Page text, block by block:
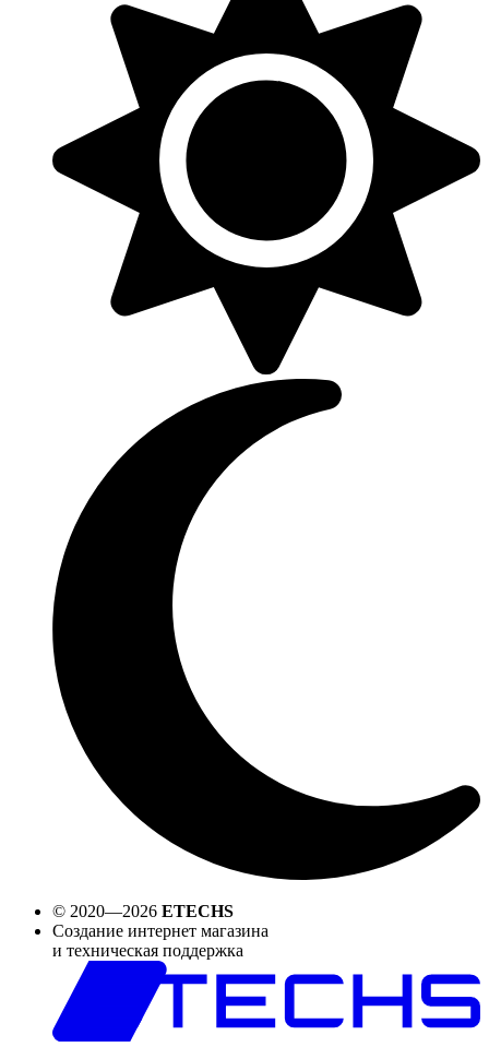
© 2020—2026 ETECHS
Создание интернет магазина
и техническая поддержка